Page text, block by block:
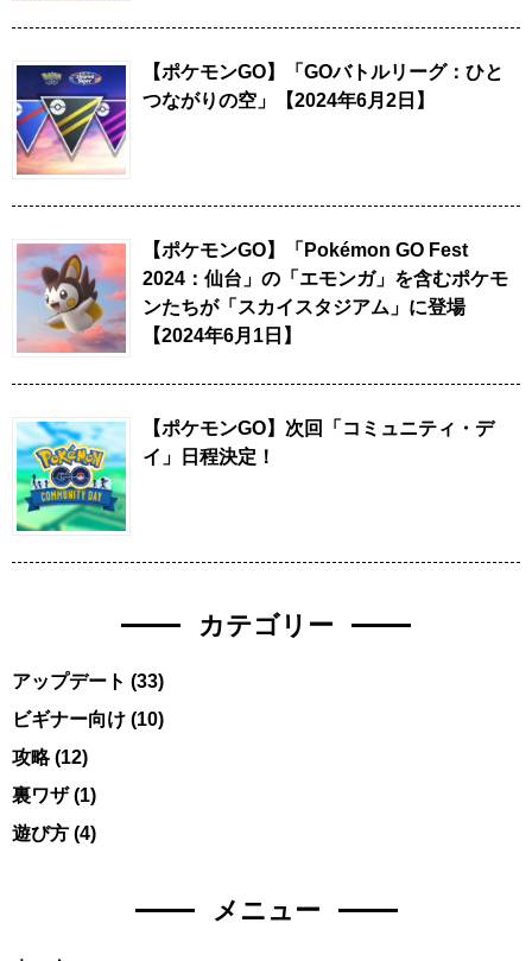
【ポケモンGO】「GOバトルリーグ：ひと
つながりの空」【2024年6月2日】
【ポケモンGO】「Pokémon GO Fest
2024：仙台」の「エモンガ」を含むポケモ
ンたちが「スカイスタジアム」に登場
【2024年6月1日】
【ポケモンGO】次回「コミュニティ・デ
イ」日程決定！
カテゴリー
アップデート (33)
ビギナー向け (10)
攻略(12)
裏ワザ (1)
遊び方 (4)
メニュー